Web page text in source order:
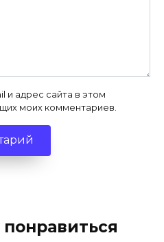
и адрес сайта в этом
моих комментариев.